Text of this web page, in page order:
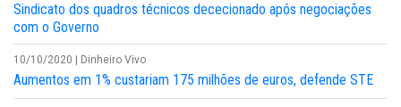
Sindicato dos quadros técnicos dececionado após negociações
com o Governo
10/10/2020 | Dinheiro Vivo
Aumentos em 1% custariam 175 milhões de euros, defende STE